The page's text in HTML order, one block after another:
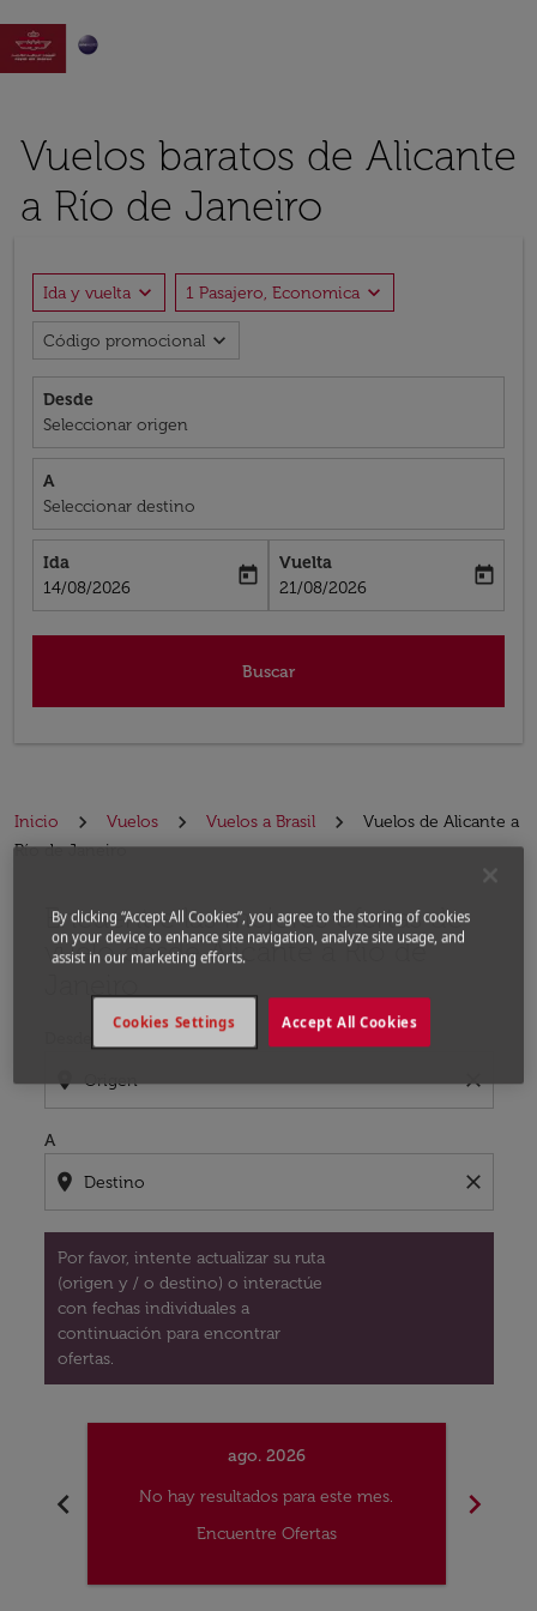

Vuelos baratos de Alicante
a Río de Janeiro
Ida y vuelta expand_more 1 Pasajero, Economica expand_more
Código promocional expand_more
Desde
Seleccionar origen
A
Seleccionar destino
Ida
fc-booking-departure-date-aria-label
14/08/2026
today
Vuelta
fc-booking-return-date-aria-label
21/08/2026
today
Buscar
Inicio Vuelos Vuelos a Brasil
Vuelos de Alicante a
Río de Janeiro
Encuentre las mejores ofertas de
vuelo desde Alicante a Río de
location_on close
A
location_on close
Por favor, intente actualizar su ruta
(origen y / o destino) o interactúe
con fechas individuales a
continuación para encontrar
ofertas.
Por favor, intente actualizar su ruta (origen y / o
chevron_left
ago. 2026
No hay resultados para este mes.
Encuentre Ofertas
chevron_right
By clicking “Accept All Cookies”, you agree to the storing of cookies
on your device to enhance site navigation, analyze site usage, and
assist in our marketing efforts.
Accept All Cookies
Cookies Settings